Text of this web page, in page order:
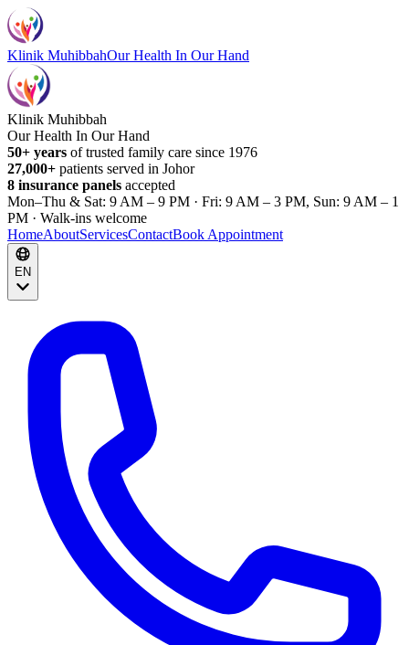
Klinik MuhibbahOur Health In Our Hand
Klinik Muhibbah
Our Health In Our Hand
50+ years of trusted family care since 1976
27,000+ patients served in Johor
8 insurance panels accepted
Mon–Thu & Sat: 9 AM – 9 PM · Fri: 9 AM – 3 PM, Sun: 9 AM – 1
PM · Walk-ins welcome
HomeAboutServicesContactBook Appointment
EN